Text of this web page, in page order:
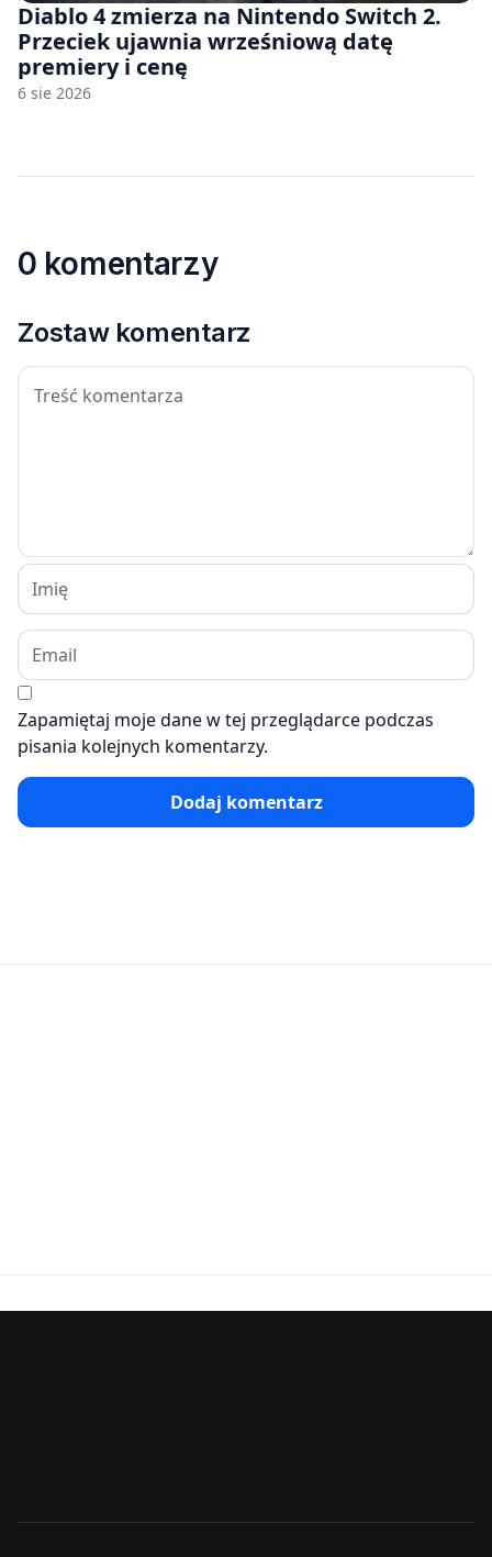
Diablo 4 zmierza na Nintendo Switch 2.
Przeciek ujawnia wrześniową datę
premiery i cenę
6 sie 2026
0 komentarzy
Zostaw komentarz
Zapamiętaj moje dane w tej przeglądarce podczas
pisania kolejnych komentarzy.
Dodaj komentarz